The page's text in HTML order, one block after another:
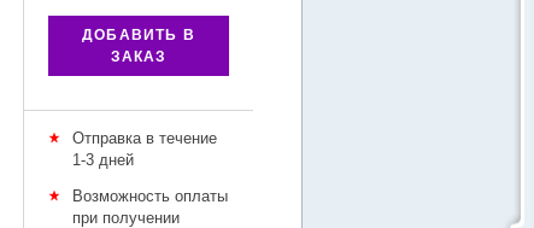
ДОБАВИТЬ В
ЗАКАЗ
Отправка в течение
1-3 дней
Возможность оплаты
при получении